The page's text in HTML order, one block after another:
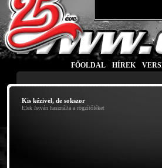
FŐOLDAL HÍREK
Kis kézivel, de sokszor
Elek István használta a rögzítőféket